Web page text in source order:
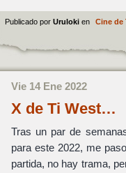
Publicado por Uruloki en Cine de
Vie 14 Ene 2022
X de Ti West…
Tras un par de
para este 2022, me
partida, no hay trama,